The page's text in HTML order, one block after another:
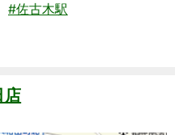
#佐古木駅
店